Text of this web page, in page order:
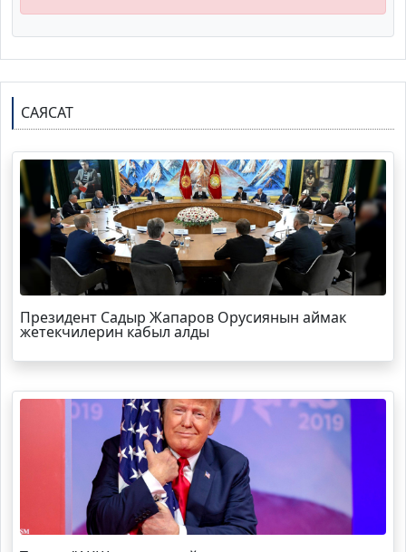
САЯСАТ
Президент Садыр Жапаров Орусиянын аймак
жетекчилерин кабыл алды